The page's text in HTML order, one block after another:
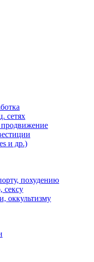
сетях
и др.)
похудению
сексу
оккультизму